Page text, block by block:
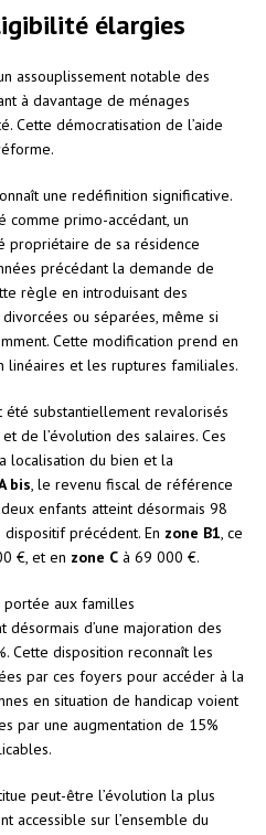
élargies
assouplissement notable des
à davantage de ménages
Cette démocratisation de l’aide
une redéfinition significative.
comme primo-accédant, un
propriétaire de sa résidence
précédant la demande de
règle en introduisant des
ou séparées, même si
Cette modification prend en
linéaires et les ruptures familiales.
substantiellement revalorisés
de l’évolution des salaires. Ces
localisation du bien et la
bis , le revenu fiscal de référence
enfants atteint désormais 98
précédent. En zone B1 , ce
€, et en zone C à 69 000 €.
aux familles
d’une majoration des
Cette disposition reconnaît les
par ces foyers pour accéder à la
en situation de handicap voient
par une augmentation de 15%
peut-être l’évolution la plus
accessible sur l’ensemble du